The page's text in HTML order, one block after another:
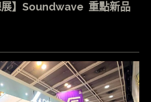
展】Soundwave 重點新品